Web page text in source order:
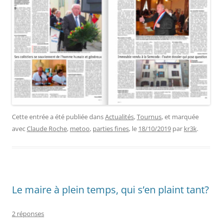
Cette entrée a été publiée dansActualités,Tournus, et marquée
avecClaude Roche, metoo, parties fines, le 18/10/2019 par kr3k.
Le maire à plein temps, qui s’en plaint tant?
2 réponses